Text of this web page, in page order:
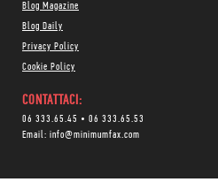
Blog Magazine
Blog Daily
Privacy Policy
Cookie Policy
CONTATTACI:
06 333.65.45 • 06 333.65.53
Email: info@minimumfax.com